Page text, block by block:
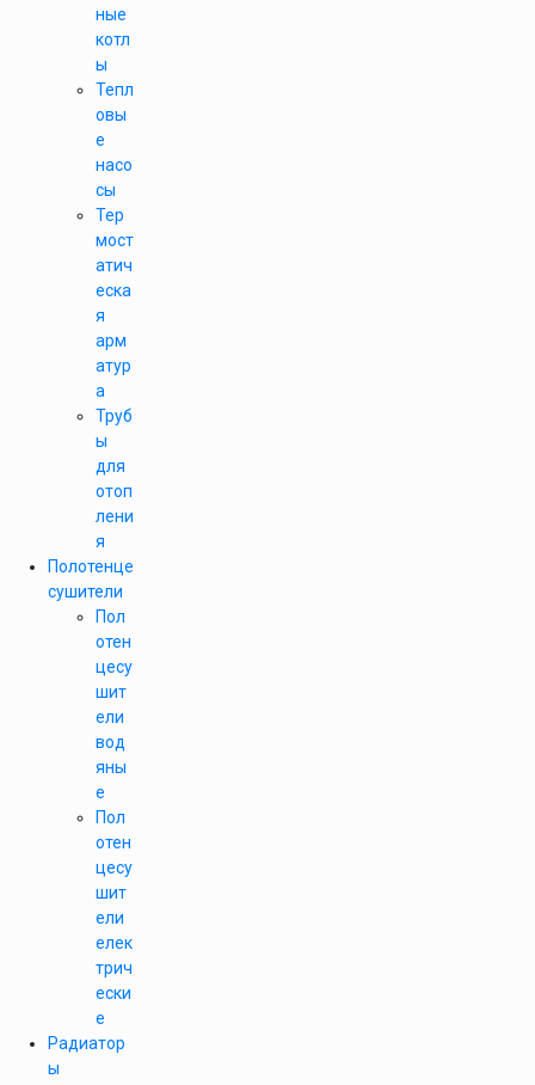
ные
котл
ы
Тепл
овы
е
насо
сы
Тер
мост
атич
еска
я
арм
атур
а
Труб
ы
для
отоп
лени
я
Полотенце
сушители
Пол
отен
цесу
шит
ели
вод
яны
е
Пол
отен
цесу
шит
ели
елек
трич
ески
е
Радиатор
ы